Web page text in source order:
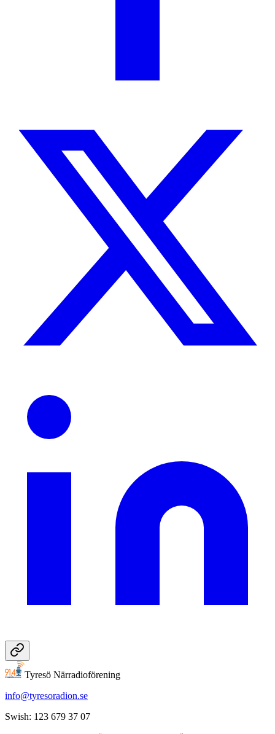
Tyresö Närradioförening
info@tyresoradion.se
Swish: 123 679 37 07